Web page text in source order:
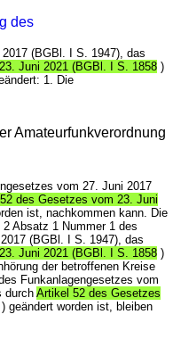
des
(BGBl. I S. 1947), das
Juni 2021 (BGBl. I S. 1858 )
1. Die
Amateurfunkverordnung
vom 27. Juni 2017
des Gesetzes vom 23. Juni
ist, nachkommen kann. Die
Absatz 1 Nummer 1 des
(BGBl. I S. 1947), das
Juni 2021 (BGBl. I S. 1858 )
der betroffenen Kreise
Funkanlagengesetzes vom
durchArtikel 52 des Gesetzes
) geändert worden ist, bleiben